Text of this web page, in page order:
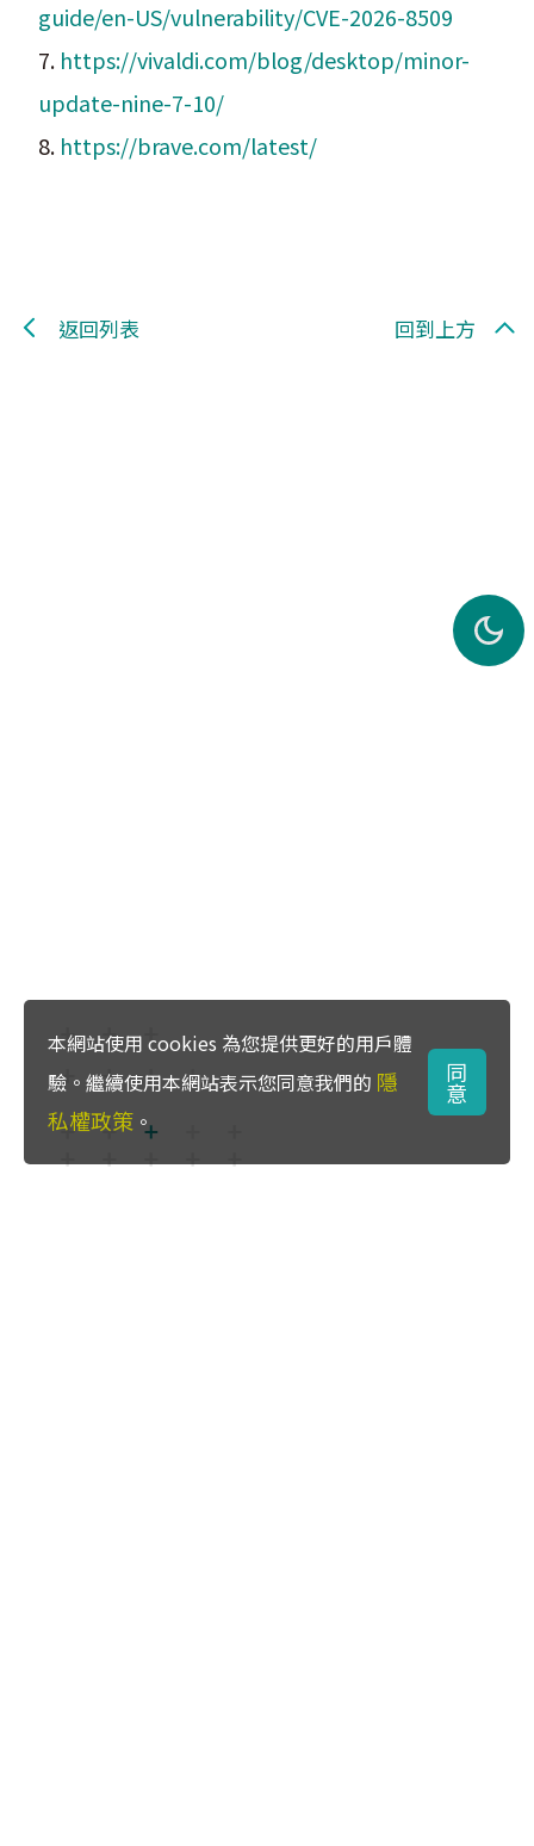
guide/en-US/vulnerability/CVE-2026-8509
7. https://vivaldi.com/blog/desktop/minor-
update-nine-7-10/
8. https://brave.com/latest/
返回列表 回到上方
本網站使用 cookies 為您提供更好的用戶體
驗。繼續使用本網站表示您同意我們的 隱
私權政策 。
同
意